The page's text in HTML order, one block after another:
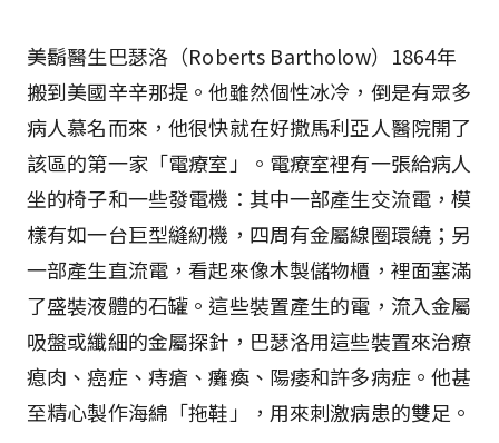
美鬍醫生巴瑟洛（Roberts Bartholow）1864年
搬到美國辛辛那提。他雖然個性冰冷，倒是有眾多
病人慕名而來，他很快就在好撒馬利亞人醫院開了
該區的第一家「電療室」。電療室裡有一張給病人
坐的椅子和一些發電機：其中一部產生交流電，模
樣有如一台巨型縫紉機，四周有金屬線圈環繞；另
一部產生直流電，看起來像木製儲物櫃，裡面塞滿
了盛裝液體的石罐。這些裝置產生的電，流入金屬
吸盤或纖細的金屬探針，巴瑟洛用這些裝置來治療
瘜肉、癌症、痔瘡、癱瘓、陽痿和許多病症。他甚
至精心製作海綿「拖鞋」，用來刺激病患的雙足。